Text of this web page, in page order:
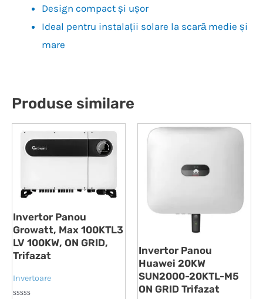
Design compact și ușor
Ideal pentru instalații solare la scară medie și
mare
Produse similare
Invertor Panou
Growatt, Max 100KTL3
LV 100KW, ON GRID,
Trifazat
Invertoare
Invertor Panou
Huawei 20KW
SUN2000-20KTL-M5
ON GRID Trifazat